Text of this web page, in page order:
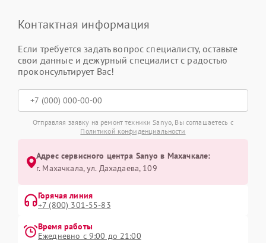
Контактная информация
Если требуется задать вопрос специалисту, оставьте
свои данные и дежурный специалист с радостью
проконсультирует Вас!
Отправляя заявку на ремонт техники Sanyo, Вы соглашаетесь с
Политикой конфиденциальности
Адрес сервисного центра Sanyo в Махачкале:
г. Махачкала, ул. Дахадаева, 109
Горячая линия
+7 (800) 301-55-83
Время работы
Ежедневно с 9:00 до 21:00